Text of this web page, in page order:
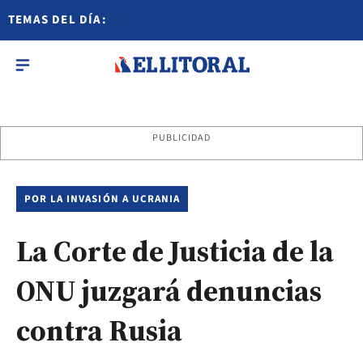
TEMAS DEL DÍA:
PUBLICIDAD
POR LA INVASIÓN A UCRANIA
La Corte de Justicia de la
ONU juzgará denuncias
contra Rusia